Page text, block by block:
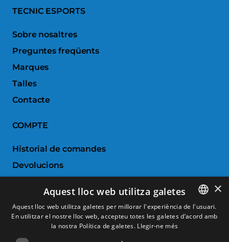
TECNIC ESPORTS
Sobre nosaltres
Preguntes freqüents
Marques
Talles
Contacte
COMPTE
Historial de comandes
Devolucions
Comparar productes
SERVEI AL CLIENT
SPANISH
×
Aquest lloc web utilitza galetes
Aquest lloc web utilitza galetes per millorar l'experiència de l'usuari.
En utilitzar el nostre lloc web, accepteu totes les galetes d’acord amb
la nostra Política de galetes. Llegir-ne més